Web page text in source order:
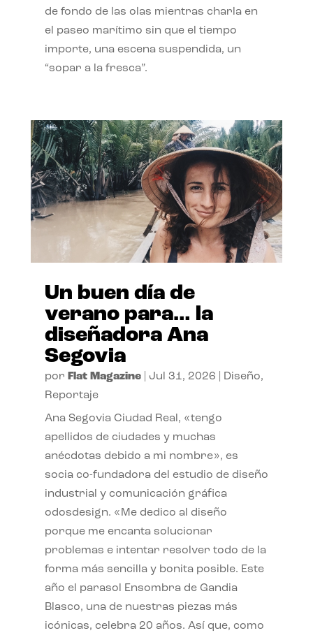
de fondo de las olas mientras charla en
el paseo marítimo sin que el tiempo
importe, una escena suspendida, un
“sopar a la fresca”.
Un buen día de
verano para… la
diseñadora Ana
Segovia
por Flat Magazine| Jul 31, 2026 Diseño,
Reportaje
Ana Segovia Ciudad Real, «tengo
apellidos de ciudades y muchas
anécdotas debido a mi nombre», es
socia co-fundadora del estudio de diseño
industrial y comunicación gráfica
odosdesign. «Me dedico al diseño
porque me encanta solucionar
problemas e intentar resolver todo de la
forma más sencilla y bonita posible. Este
año el parasol Ensombra de Gandia
Blasco, una de nuestras piezas más
icónicas, celebra 20 años. Así que, como